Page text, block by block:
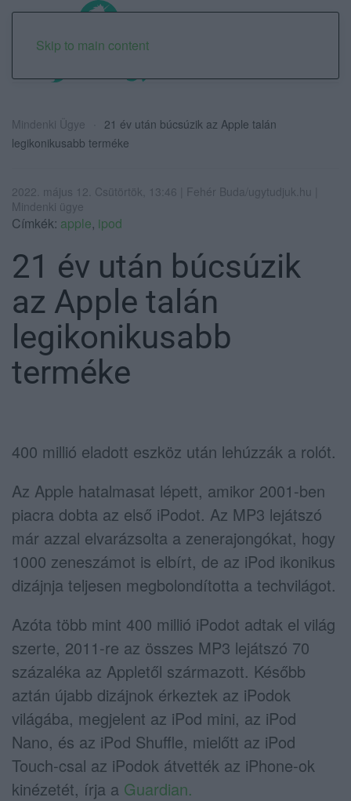
Skip to main content
Mindenki Ügye
21 év után búcsúzik az Apple talán
legikonikusabb terméke
2022. május 12. Csütörtök, 13:46 | Fehér Buda/ugytudjuk.hu |
Mindenki ügye
Címkék: apple, ipod
21 év után búcsúzik
az Apple talán
legikonikusabb
terméke
400 millió eladott eszköz után lehúzzák a rolót.
Az Apple hatalmasat lépett, amikor 2001-ben
piacra dobta az első iPodot. Az MP3 lejátszó
már azzal elvarázsolta a zenerajongókat, hogy
1000 zeneszámot is elbírt, de az iPod ikonikus
dizájnja teljesen megbolondította a techvilágot.
Azóta több mint 400 millió iPodot adtak el világ
szerte, 2011-re az összes MP3 lejátszó 70
százaléka az Appletől származott. Később
aztán újabb dizájnok érkeztek az iPodok
világába, megjelent az iPod mini, az iPod
Nano, és az iPod Shuffle, mielőtt az iPod
Touch-csal az iPodok átvették az iPhone-ok
kinézetét, írja a Guardian.